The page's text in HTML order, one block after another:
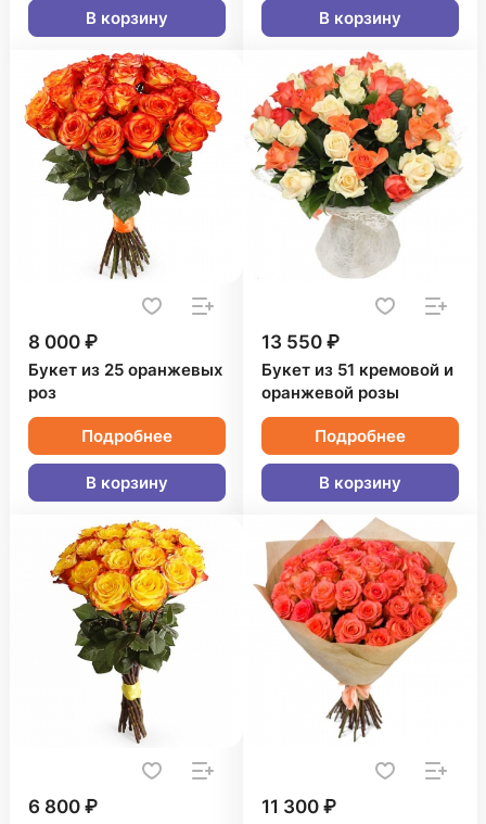
В корзину В корзину
8 000 ₽
Букет из 25 оранжевых
роз
Подробнее
В корзину
13 550 ₽
Букет из 51 кремовой и
оранжевой розы
Подробнее
В корзину
6 800 ₽ 11 300 ₽